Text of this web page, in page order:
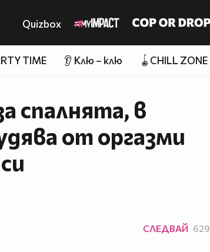
Quizbox
TIME 👂 Клю – клю 🪀CHILL ZONE
спалнята, в
от оргазми
СЛЕДВАЙ 629